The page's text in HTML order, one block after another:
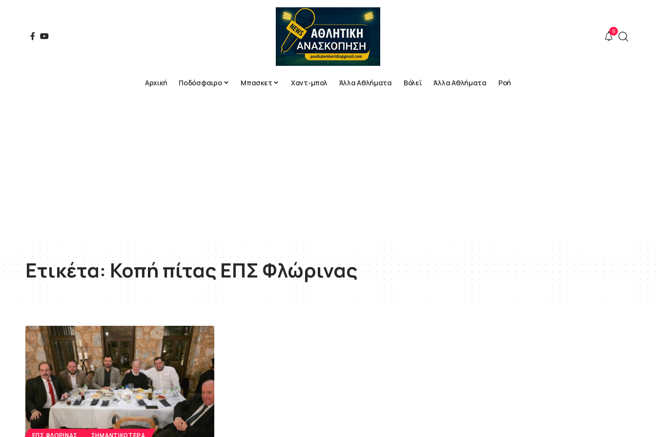
9
Αρχική Ποδόσφαιρο Μπασκετ Χαντ-μπολ Άλλα Αθλήματα Βόλεϊ Άλλα Αθλήματα Ροή
Ετικέτα:Κοπή πίτας ΕΠΣ Φλώρινας
ΕΠΣ ΦΛΏΡΙΝΑΣ ΣΗΜΑΝΤΙΚΌΤΕΡΑ